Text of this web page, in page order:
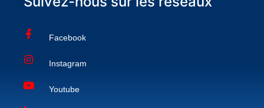
Facebook
Instagram
Youtube